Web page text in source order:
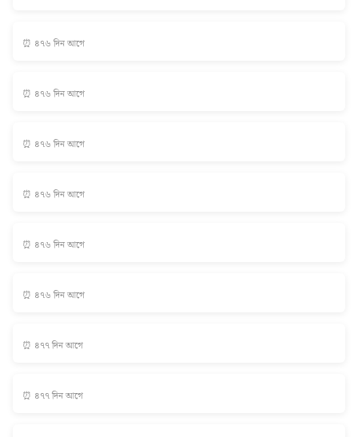
⏰ ৪৭৬ দিন আগে
⏰ ৪৭৬ দিন আগে
⏰ ৪৭৬ দিন আগে
⏰ ৪৭৬ দিন আগে
⏰ ৪৭৬ দিন আগে
⏰ ৪৭৬ দিন আগে
⏰ ৪৭৭ দিন আগে
⏰ ৪৭৭ দিন আগে